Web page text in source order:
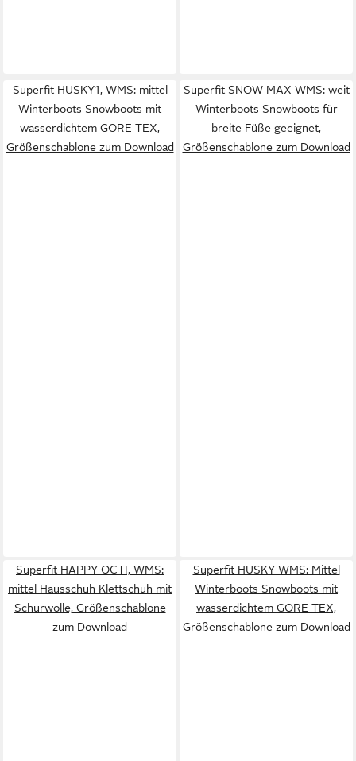
Superfit HUSKY1, WMS: mittel
Winterboots Snowboots mit
wasserdichtem GORE TEX,
Größenschablone zum Download
Superfit SNOW MAX WMS: weit
Winterboots Snowboots für
breite Füße geeignet,
Größenschablone zum Download
Superfit HAPPY OCTI, WMS:
mittel Hausschuh Klettschuh mit
Schurwolle, Größenschablone
zum Download
Superfit HUSKY WMS: Mittel
Winterboots Snowboots mit
wasserdichtem GORE TEX,
Größenschablone zum Download